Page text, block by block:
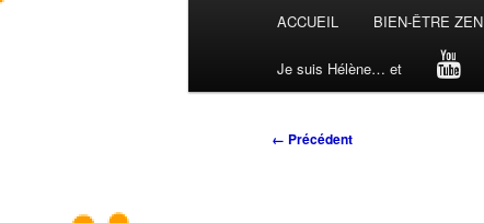
ACCUEIL BIEN-ÊTRE ZEN
Je suis Hélène… et
Navigation
← Précédent